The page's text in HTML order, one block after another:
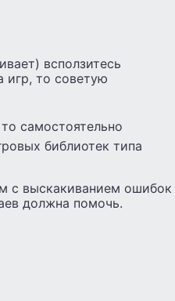
всползитесь
игр, то советую
самостоятельно
библиотек типа
с выскакиванием ошибок
должна помочь.